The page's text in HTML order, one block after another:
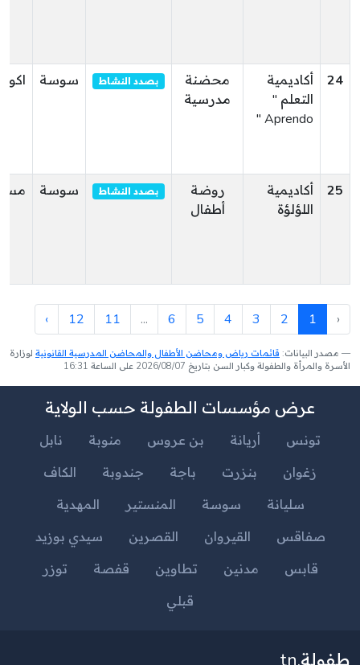
24
أكاديمية
التعلم "
Aprendo "
محضنة
مدرسية
بصدد النشاط سوسة
25
أكاديمية
اللؤلؤة
روضة
أطفال
بصدد النشاط سوسة
‹
1
2
3
4
5
6
...
11
12
›
مصدر البيانات: قائمات رياض ومحاضن الأطفال والمحاضن المدرسية القانونية لوزارة
الأسرة والمرأة والطفولة وكبار السن بتاريخ 2026/08/07 على الساعة 16:31
عرض مؤسسات الطفولة حسب الولاية
تونس أريانة بن عروس منوبة
نابل
زغوان
بنزرت باجة جندوبة
الكاف
سليانة
سوسة المنستير
المهدية
صفاقس
القيروان القصرين
سيدي بوزيد
قابس
مدنين تطاوين قفصة
توزر
قبلي
طفولة.tn